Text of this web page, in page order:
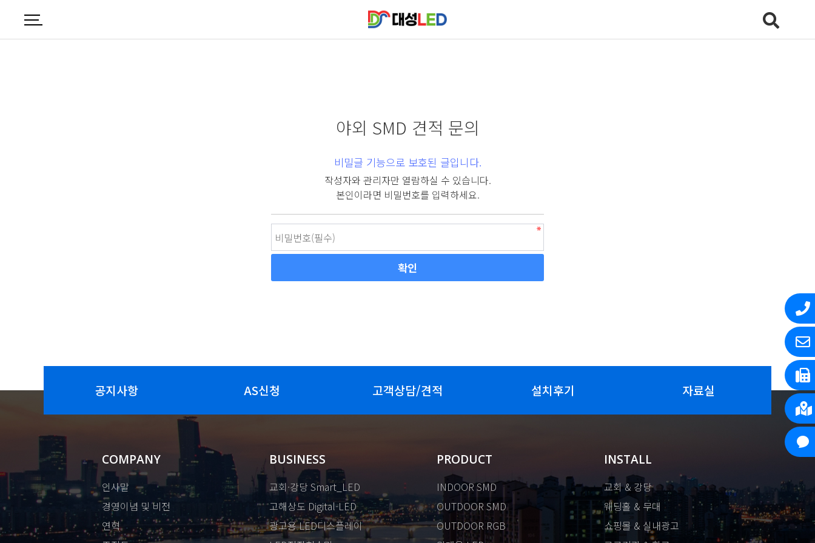
야외 SMD 견적 문의
비밀글 기능으로 보호된 글입니다.
작성자와 관리자만 열람하실 수 있습니다.
본인이라면 비밀번호를 입력하세요.
공지사항 AS신청 고객상담/견적 설치후기 자료실
COMPANY
인사말
경영이념 및 비전
연혁
BUSINESS
교회·강당 Smart_LED
고해상도 Digital-LED
광고용 LED디스플레이
PRODUCT
INDOOR SMD
OUTDOOR SMD
OUTDOOR RGB
INSTALL
교회 & 강당
웨딩홀 & 무대
쇼핑몰 & 실내광고